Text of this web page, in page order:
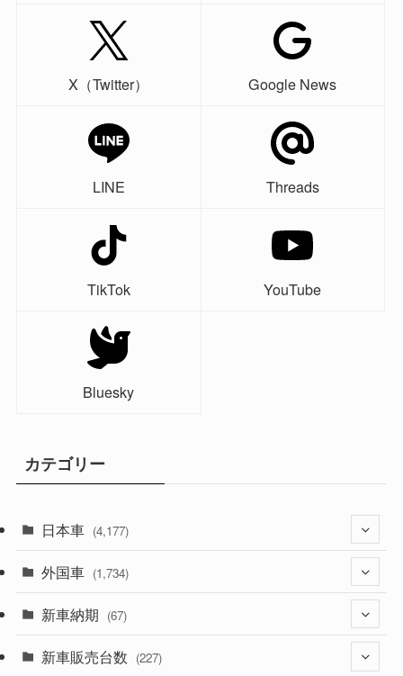
X（Twitter） Google News
LINE Threads
TikTok YouTube
Bluesky
カテゴリー
日本車 (4,177)
(1,323)
(330)
(526)
外国車 (1,734)
新車納期 (67)
(28)
新車販売台数 (227)